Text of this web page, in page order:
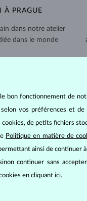
À PRAGUE
dans notre atelier
dans le monde
des
prix d’un diamant.
son éclat brillant.
telles que la
le bon fonctionnement de
vos préférences et
cookies, de petits fichiers
Politique en matière de
ainsi de continuer
continuer sans
en cliquantici.